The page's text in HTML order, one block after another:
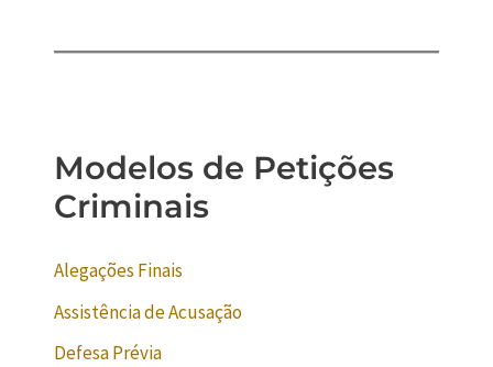
Modelos de Petições
Criminais
Alegações Finais
Assistência de Acusação
Defesa Prévia